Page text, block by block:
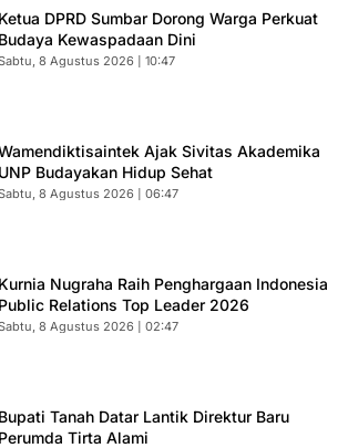
Ketua DPRD Sumbar Dorong Warga Perkuat
Budaya Kewaspadaan Dini
8 Agustus 2026 | 10:47
Ajak Sivitas Akademika
UNP Budayakan Hidup Sehat
8 Agustus 2026 | 06:47
Kurnia Nugraha Raih Penghargaan Indonesia
Public Relations Top Leader 2026
8 Agustus 2026 | 02:47
Bupati Tanah Datar Lantik Direktur Baru
Perumda Tirta Alami